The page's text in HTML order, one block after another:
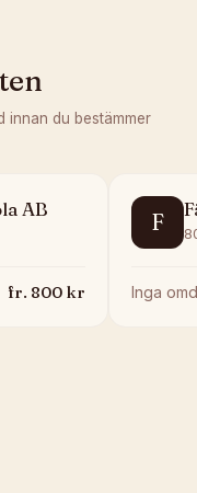
innan du bestämmer
AB
fr. 800kr
F
Inga